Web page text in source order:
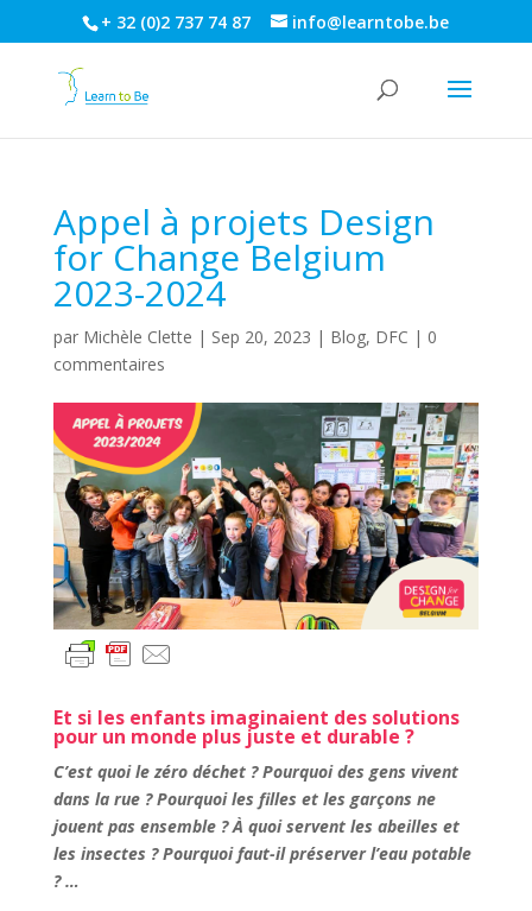
+ 32 (0)2 737 74 87 info@learntobe.be
Appel à projets Design
for Change Belgium
2023-2024
par Michèle Clette | Sep 20, 2023 | Blog, DFC | 0
commentaires
Et si les enfants imaginaient des solutions
pour un monde plus juste et durable ?
C’est quoi le zéro déchet ? Pourquoi des gens vivent
dans la rue ? Pourquoi les filles et les garçons ne
jouent pas ensemble ? À quoi servent les abeilles et
les insectes ? Pourquoi faut-il préserver l’eau potable
? …